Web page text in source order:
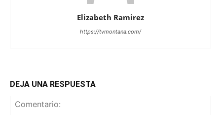
Elizabeth Ramirez
https://tvmontana.com/
DEJA UNA RESPUESTA